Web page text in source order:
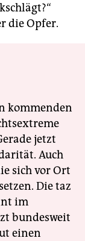
die Opfer.
kommenden
jetzt
Auch
sich vor Ort
Die taz
im
bundesweit
einen